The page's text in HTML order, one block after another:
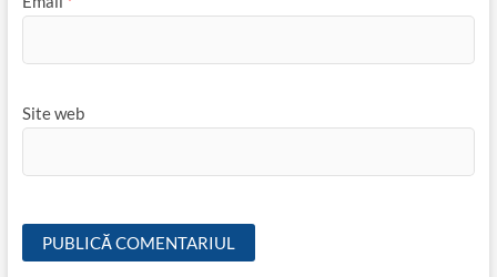
Site web